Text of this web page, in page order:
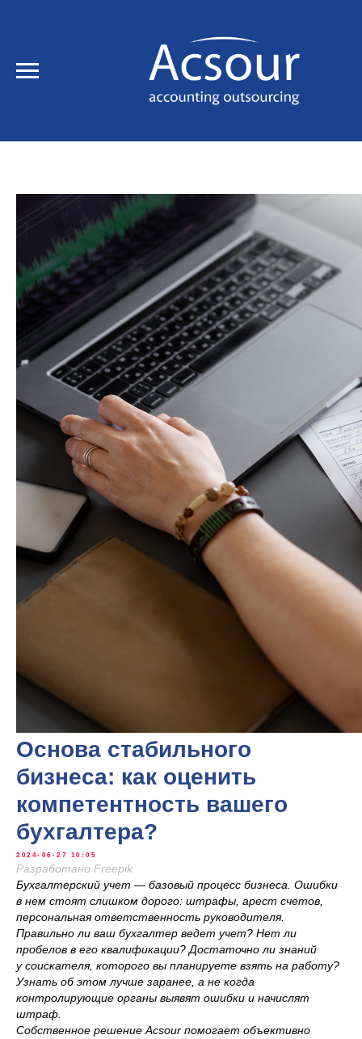
Основа стабильного
бизнеса: как оценить
компетентность вашего
бухгалтера?
2024-06-27 10:05
Разработано Freepik
Бухгалтерский учет — базовый процесс бизнеса. Ошибки
в нем стоят слишком дорого: штрафы, арест счетов,
персональная ответственность руководителя.
Правильно ли ваш бухгалтер ведет учет? Нет ли
пробелов в его квалификации? Достаточно ли знаний
у соискателя, которого вы планируете взять на работу?
Узнать об этом лучше заранее, а не когда
контролирующие органы выявят ошибки и начислят
штраф.
Собственное решение Acsour помогает объективно